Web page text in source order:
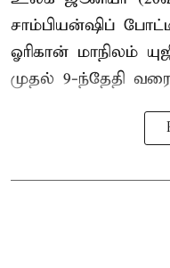
சாம்பியன்ஷிப்
ஓரிகான் மாநிலம்
முதல் 9-ந்தேதி